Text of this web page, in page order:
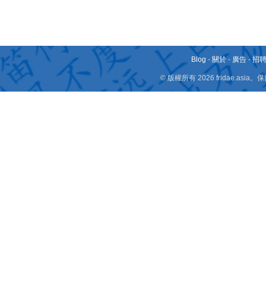
Blog - 關於 - 廣告 -招
© 版權所有 2026 fridae.asia。